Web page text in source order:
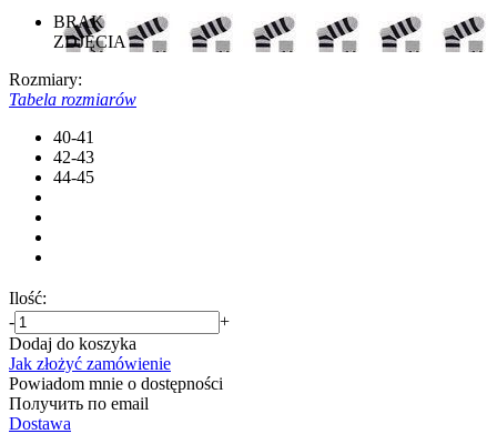
BRAK
ZDJĘCIA
Rozmiary:
Tabela rozmiarów
40-41
42-43
44-45
Ilość:
-
+
Dodaj do koszyka
Jak złożyć zamówienie
Powiadom mnie o dostępności
Получить по email
Dostawa